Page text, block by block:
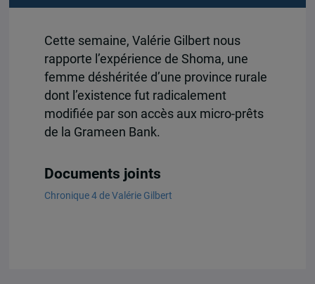
Cette semaine, Valérie Gilbert nous
rapporte l’expérience de Shoma, une
femme déshéritée d’une province rurale
dont l’existence fut radicalement
modifiée par son accès aux micro-prêts
de la Grameen Bank.
Documents joints
Chronique 4 de Valérie Gilbert